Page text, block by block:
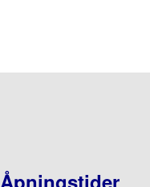
Åpningstider